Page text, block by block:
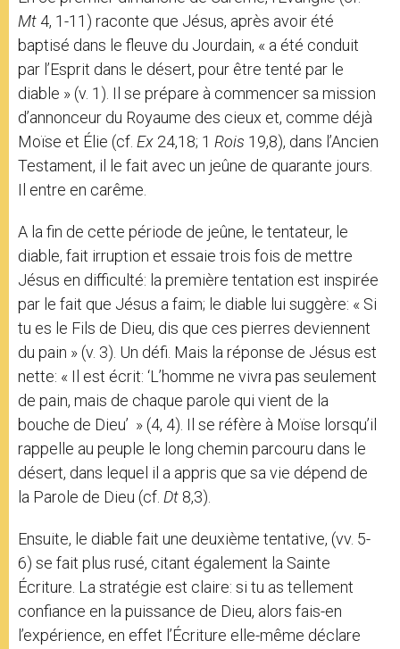
Mt 4, 1-11) raconte que Jésus, après avoir été
baptisé dans le fleuve du Jourdain, « a été conduit
par l’Esprit dans le désert, pour être tenté par le
diable » (v. 1). Il se prépare à commencer sa mission
d’annonceur du Royaume des cieux et, comme déjà
Moïse et Élie (cf. Ex 24,18; 1 Rois 19,8), dans l’Ancien
Testament, il le fait avec un jeûne de quarante jours.
Il entre en carême.
A la fin de cette période de jeûne, le tentateur, le
diable, fait irruption et essaie trois fois de mettre
Jésus en difficulté: la première tentation est inspirée
par le fait que Jésus a faim; le diable lui suggère: « Si
tu es le Fils de Dieu, dis que ces pierres deviennent
du pain » (v. 3). Un défi. Mais la réponse de Jésus est
nette: « Il est écrit: ‘L’homme ne vivra pas seulement
de pain, mais de chaque parole qui vient de la
bouche de Dieu’ » (4, 4). Il se réfère à Moïse lorsqu’il
rappelle au peuple le long chemin parcouru dans le
désert, dans lequel il a appris que sa vie dépend de
la Parole de Dieu (cf. Dt 8,3).
Ensuite, le diable fait une deuxième tentative, (vv. 5-
6) se fait plus rusé, citant également la Sainte
Écriture. La stratégie est claire: si tu as tellement
confiance en la puissance de Dieu, alors fais-en
l’expérience, en effet l’Écriture elle-même déclare